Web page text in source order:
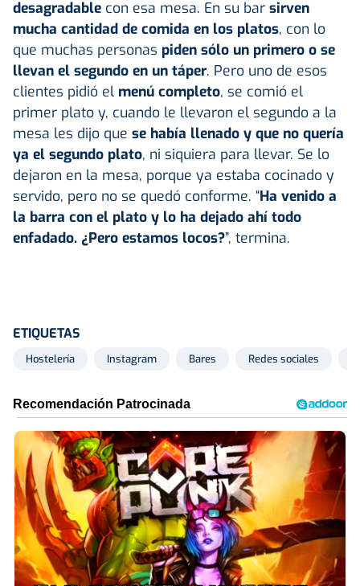
desagradable con esa mesa. En su bar sirven
mucha cantidad de comida en los platos, con lo
que muchas personas piden sólo un primero o se
llevan el segundo en un táper. Pero uno de esos
clientes pidió el menú completo, se comió el
primer plato y, cuando le llevaron el segundo a la
mesa les dijo que se había llenado y que no quería
ya el segundo plato, ni siquiera para llevar. Se lo
dejaron en la mesa, porque ya estaba cocinado y
servido, pero no se quedó conforme. “Ha venido a
la barra con el plato y lo ha dejado ahí todo
enfadado. ¿Pero estamos locos?”, termina.
ETIQUETAS
Hostelería Instagram Bares Redes sociales